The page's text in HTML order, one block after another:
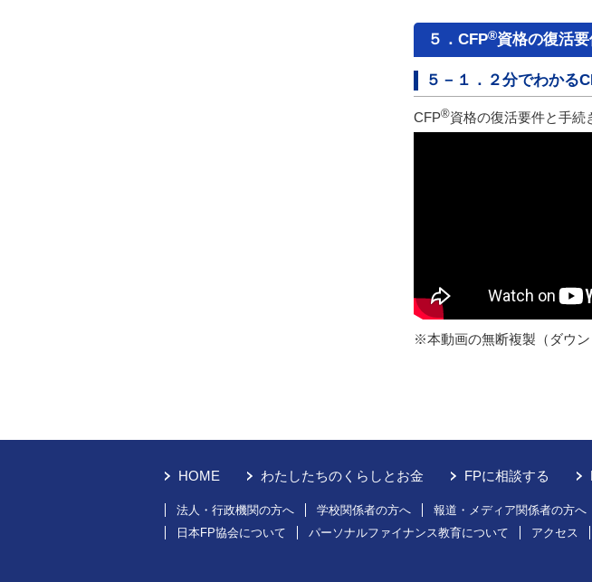
５．CFP®資格の復活
５－１．２分でわかる
CFP®資格の復活要件と手続
※本動画の無断複製（ダウン
HOME わたしたちのくらしとお金 FPに相談する
法人・行政機関の方へ 学校関係者の方へ
報道・メディア関係者の方へ
日本FP協会について
パーソナルファイナンス教育について アクセス